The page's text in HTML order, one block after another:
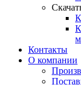
Контакты
О компании